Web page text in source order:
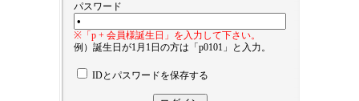
パスワード
※「p + 会員様誕生日」を入力して下さい。
例）誕生日が1月1日の方は「p0101」と入力。
IDとパスワードを保存する